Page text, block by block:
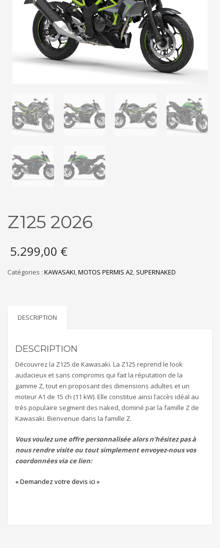
Z125 2026
5.299,00 €
Catégories : KAWASAKI,MOTOS PERMIS A2, SUPERNAKED
DESCRIPTION
DESCRIPTION
Découvrez la Z125 de Kawasaki. La Z125 reprend le look
audacieux et sans compromis qui fait la réputation de la
gamme Z, tout en proposant des dimensions adultes et un
moteur A1 de 15 ch (11 kW). Elle constitue ainsi l’accès idéal au
très populaire segment des naked, dominé par la famille Z de
Kawasaki. Bienvenue dans la famille Z.
Vous voulez une offre personnalisée alors n’hésitez pas à
nous rendre visite ou tout simplement envoyez-nous vos
coordonnées via ce lien:
« Demandez votre devis ici »